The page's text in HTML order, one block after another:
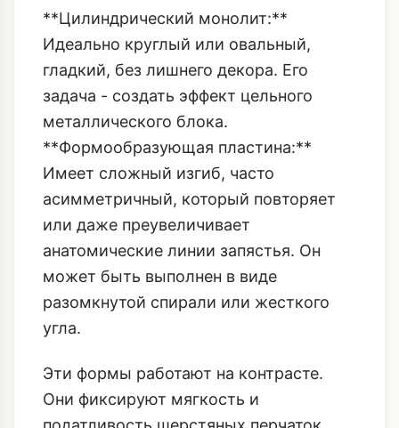
видим два основных типа:
**Цилиндрический монолит:**
Идеально круглый или овальный,
гладкий, без лишнего декора. Его
задача - создать эффект цельного
металлического блока.
**Формообразующая пластина:**
асимметричный, который повторяет
или даже преувеличивает
анатомические линии запястья. Он
угла.